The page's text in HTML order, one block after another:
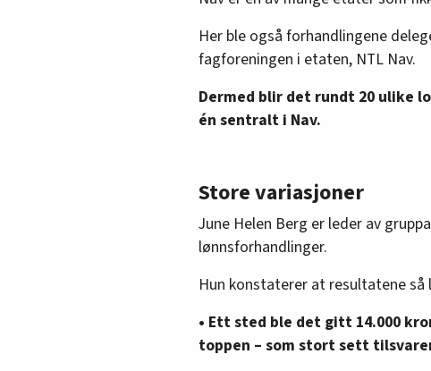
Her ble også forhandlingene
fagforeningen i etaten, NTL Nav.
Dermed blir det rundt 20 ulike
én sentralt i Nav.
Store variasjoner
June Helen Berg er leder av
lønnsforhandlinger.
Hun konstaterer at resultatene så
• Ett sted ble det gitt 14.000
toppen – som stort sett